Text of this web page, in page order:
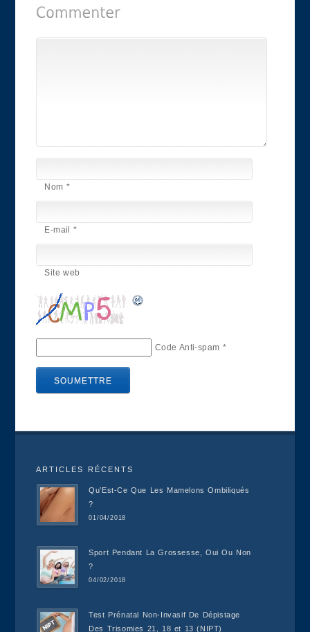
Nom*
E-mail*
Site web
Code Anti-spam *
ARTICLES RÉCENTS
Qu’Est-Ce Que Les Mamelons Ombiliqués
?
01/04/2018
Sport Pendant La Grossesse, Oui Ou Non
?
04/02/2018
Test Prénatal Non-Invasif De Dépistage
Des Trisomies 21, 18 et 13 (NIPT)